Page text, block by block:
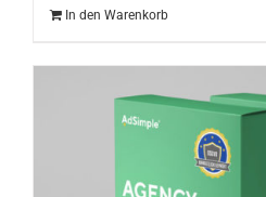
In den Warenkorb